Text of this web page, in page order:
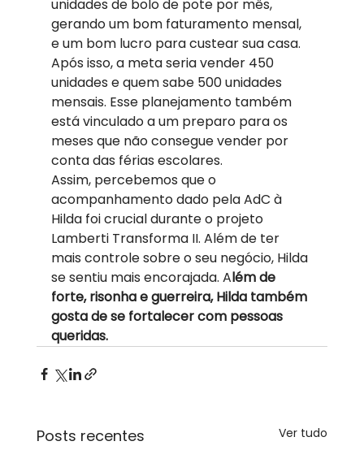
unidades de bolo de pote por mês,
gerando um bom faturamento mensal,
e um bom lucro para custear sua casa.
Após isso, a meta seria vender 450
unidades e quem sabe 500 unidades
mensais. Esse planejamento também
está vinculado a um preparo para os
meses que não consegue vender por
conta das férias escolares.
Assim, percebemos que o
acompanhamento dado pela AdC à
Hilda foi crucial durante o projeto
Lamberti Transforma II. Além de ter
mais controle sobre o seu negócio, Hilda
se sentiu mais encorajada. Além de
forte, risonha e guerreira, Hilda também
gosta de se fortalecer com pessoas
queridas.
Posts recentes Ver tudo